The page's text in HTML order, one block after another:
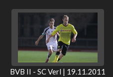
BVB II - SC Verl | 19.11.2011